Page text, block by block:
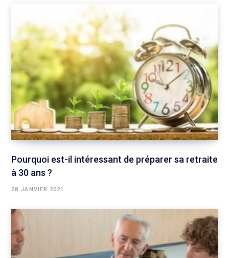
Pourquoi est-il intéressant de préparer sa retraite
à 30 ans ?
28 JANVIER 2021